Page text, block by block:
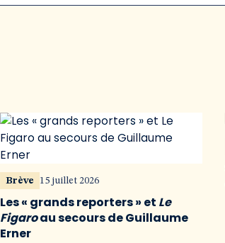
Brève 15 juillet 2026
Les « grands reporters » et Le
Figaroau secours de Guillaume
Erner